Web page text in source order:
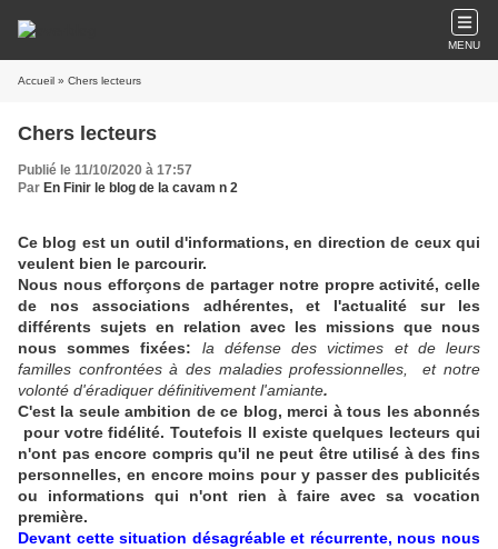
MENU
Accueil » Chers lecteurs
Chers lecteurs
Publié le 11/10/2020 à 17:57
Par En Finir le blog de la cavam n 2
Ce blog est un outil d'informations, en direction de ceux qui
veulent bien le parcourir.
Nous nous efforçons de partager notre propre activité, celle
de nos associations adhérentes, et l'actualité sur les
différents sujets en relation avec les missions que nous
nous sommes fixées:
la défense des victimes et de leurs
familles confrontées à des maladies professionnelles, et notre
volonté d'éradiquer définitivement l'amiante.
C'est la seule ambition de ce blog, merci à tous les abonnés
pour votre fidélité. Toutefois ll existe quelques lecteurs qui
n'ont pas encore compris qu'il ne peut être utilisé à des fins
personnelles, en encore moins pour y passer des publicités
ou informations qui n'ont rien à faire avec sa vocation
première.
Devant cette situation désagréable et récurrente, nous nous